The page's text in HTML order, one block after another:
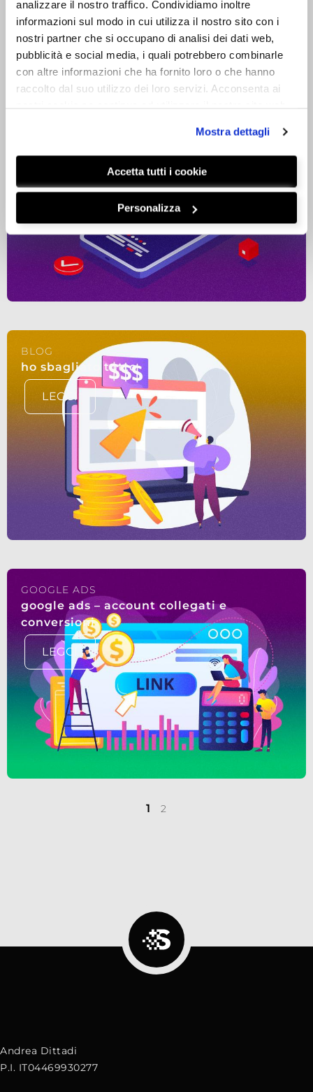
analizzare il nostro traffico. Condividiamo inoltre
informazioni sul modo in cui utilizza il nostro sito con i
nostri partner che si occupano di analisi dei dati web,
pubblicità e social media, i quali potrebbero combinarle
con altre informazioni che ha fornito loro o che hanno
raccolto dal suo utilizzo dei loro servizi. Acconsenta ai
Mostra dettagli
Accetta tutti i cookie
Personalizza
LEGGI
BLOG
ho sbagliato tutto
LEGGI
GOOGLE ADS
google ads – account collegati e
conversioni
LEGGI
1 2
Andrea Dittadi
P.I. IT04469930277